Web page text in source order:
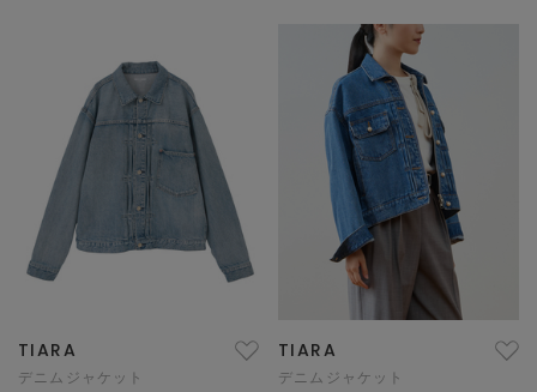
TIARA
デニムジャケット
TIARA
デニムジャケット